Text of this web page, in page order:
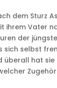
dem Sturz
ihrem Vater
der
sich selbst
überall hat sie